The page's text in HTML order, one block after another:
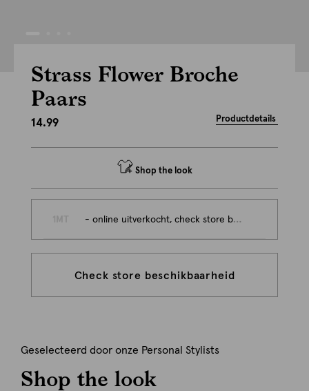
Strass Flower Broche
Paars
14.99 Productdetails
Shop the look
- online uitverkocht, check store beschikbaarheid
Check store beschikbaarheid
Geselecteerd door onze Personal Stylists
Shop the look